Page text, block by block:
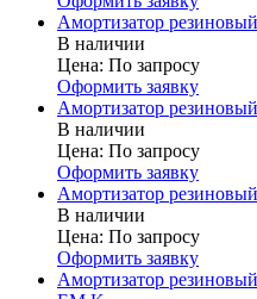
Амортизатор
В наличии
Цена: По запросу
Оформить заявку
Амортизатор
В наличии
Цена: По запросу
Оформить заявку
Амортизатор
В наличии
Цена: По запросу
Оформить заявку
Амортизатор